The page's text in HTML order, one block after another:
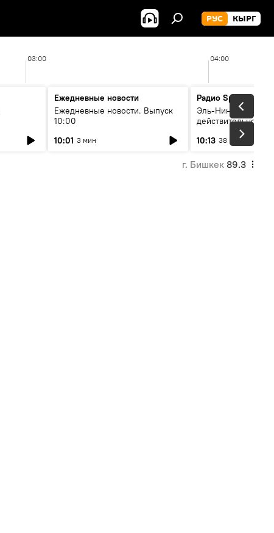
РУС КЫРГ
03:00 04:00
Ежедневные новости
Ежедневные новости. Выпуск
10:00
10:01 3 мин
Радио Sputnik
Эль-Ниньо, жара и
действительно
погоду в
10:13 38 мин
г. Бишкек 89.3